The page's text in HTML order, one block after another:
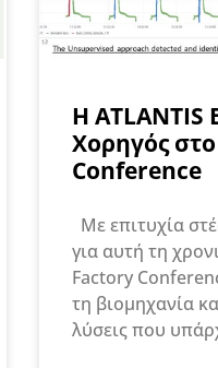
Η ATLANTIS
Χορηγός
Conference
Με επιτυχία
για αυτή τη
Factory
τη βιομηχανία
λύσεις που